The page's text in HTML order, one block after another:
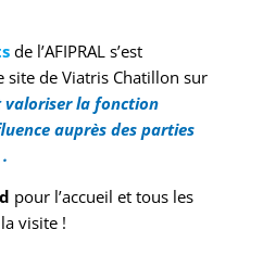
de l’AFIPRAL s’est
site de Viatris Chatillon sur
valoriser la fonction
auprès des parties
pour l’accueil et tous les
visite !